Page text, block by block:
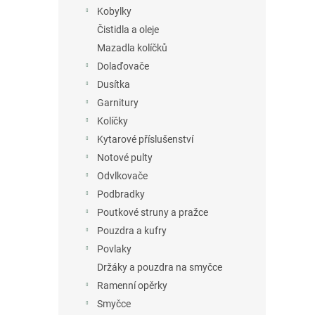
Kobylky
Čistidla a oleje
Mazadla kolíčků
Dolaďovače
Dusítka
Garnitury
Kolíčky
Kytarové příslušenství
Notové pulty
Odvlkovače
Podbradky
Poutkové struny a pražce
Pouzdra a kufry
Povlaky
Držáky a pouzdra na smyčce
Ramenní opěrky
Smyčce